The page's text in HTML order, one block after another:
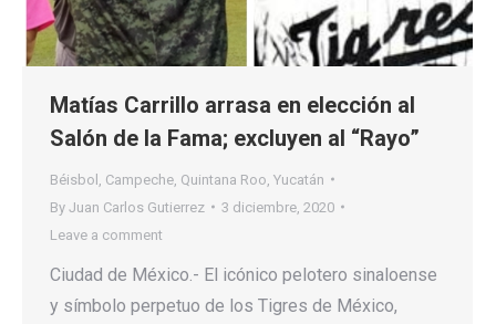
Matías Carrillo arrasa en elección al
Salón de la Fama; excluyen al “Rayo”
Béisbol Campeche Quintana Roo Yucatán
By Juan Carlos Gutierrez
3 diciembre, 2020
Leave a comment
Ciudad de México.- El icónico pelotero sinaloense
y símbolo perpetuo de los Tigres de México,